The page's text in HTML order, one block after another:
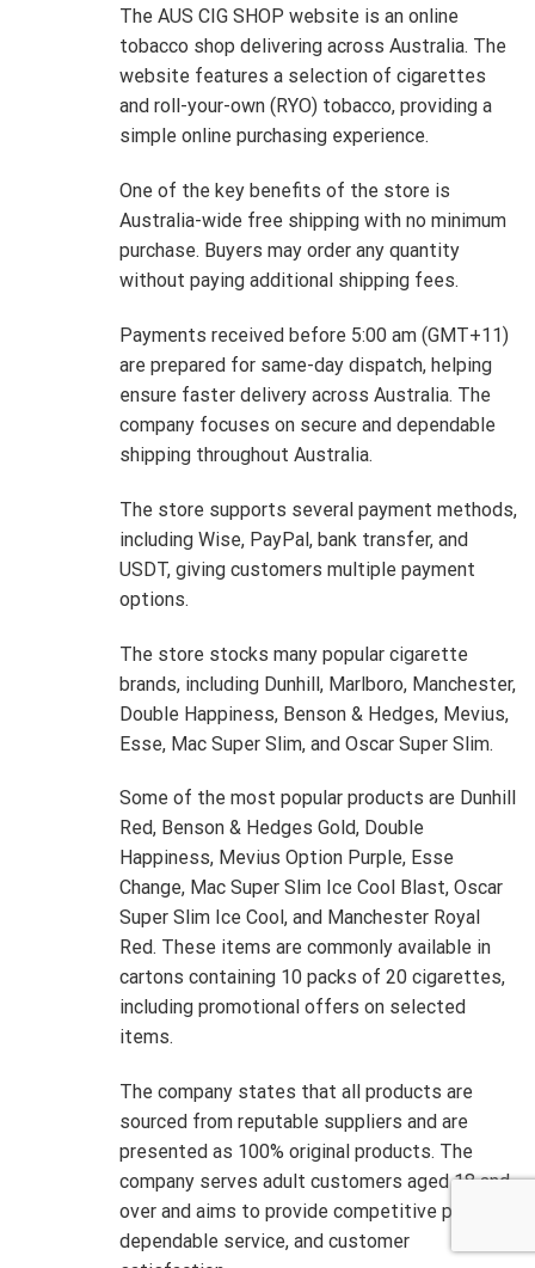
The AUS CIG SHOP website is an online
tobacco shop delivering across Australia. The
website features a selection of cigarettes
and roll-your-own (RYO) tobacco, providing a
simple online purchasing experience.
One of the key benefits of the store is
Australia-wide free shipping with no minimum
purchase. Buyers may order any quantity
without paying additional shipping fees.
Payments received before 5:00 am (GMT+11)
are prepared for same-day dispatch, helping
ensure faster delivery across Australia. The
company focuses on secure and dependable
shipping throughout Australia.
The store supports several payment methods,
including Wise, PayPal, bank transfer, and
USDT, giving customers multiple payment
options.
The store stocks many popular cigarette
brands, including Dunhill, Marlboro, Manchester,
Double Happiness, Benson & Hedges, Mevius,
Esse, Mac Super Slim, and Oscar Super Slim.
Some of the most popular products are Dunhill
Red, Benson & Hedges Gold, Double
Happiness, Mevius Option Purple, Esse
Change, Mac Super Slim Ice Cool Blast, Oscar
Super Slim Ice Cool, and Manchester Royal
Red. These items are commonly available in
cartons containing 10 packs of 20 cigarettes,
including promotional offers on selected
items.
The company states that all products are
sourced from reputable suppliers and are
presented as 100% original products. The
company serves adult customers aged 18 and
over and aims to provide competitive prices,
dependable service, and customer